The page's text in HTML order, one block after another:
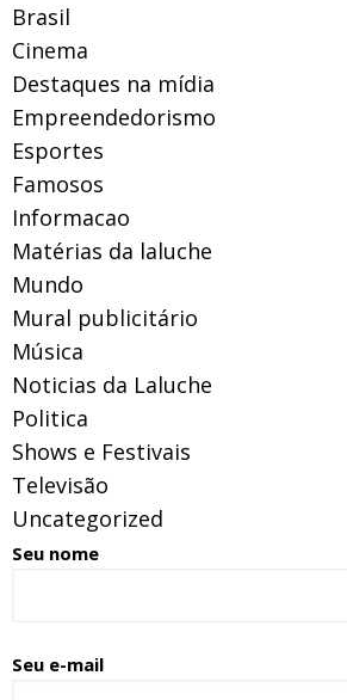
Brasil
Cinema
Destaques na mídia
Empreendedorismo
Esportes
Famosos
Informacao
Matérias da laluche
Mundo
Mural publicitário
Música
Noticias da Laluche
Politica
Shows e Festivais
Televisão
Uncategorized
Seu nome
Seu e-mail